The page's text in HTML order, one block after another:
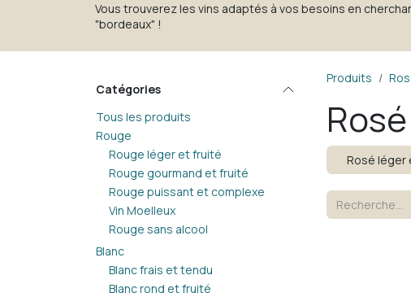
Vous trouverez les vins adaptés à vos besoins en
"bordeaux" !
Catégories
Tous les produits
Rouge
Rouge léger et fruité
Rouge gourmand et fruité
Rouge puissant et complexe
Vin Moelleux
Rouge sans alcool
Blanc
Blanc frais et tendu
Blanc rond et fruité
Produits
Rosé léger